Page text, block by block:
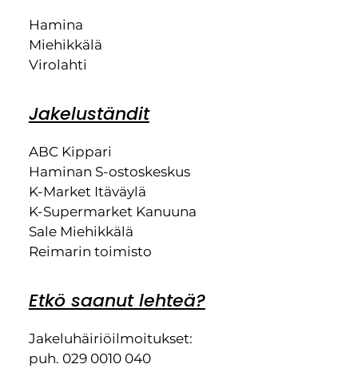
Hamina
Miehikkälä
Virolahti
Jakeluständit
ABC Kippari
Haminan S-ostoskeskus
K-Market Itäväylä
K-Supermarket Kanuuna
Sale Miehikkälä
Reimarin toimisto
Etkö saanut lehteä?
Jakeluhäiriöilmoitukset:
puh. 029 0010 040